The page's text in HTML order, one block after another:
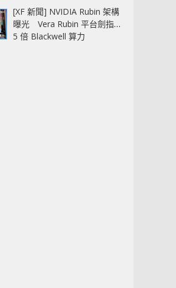
[XF 新聞] NVIDIA Rubin 架構
曝光 Vera Rubin 平台劍指
5 倍 Blackwell 算力